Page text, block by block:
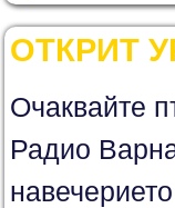
ОТКРИТ
Очаквайте
Радио